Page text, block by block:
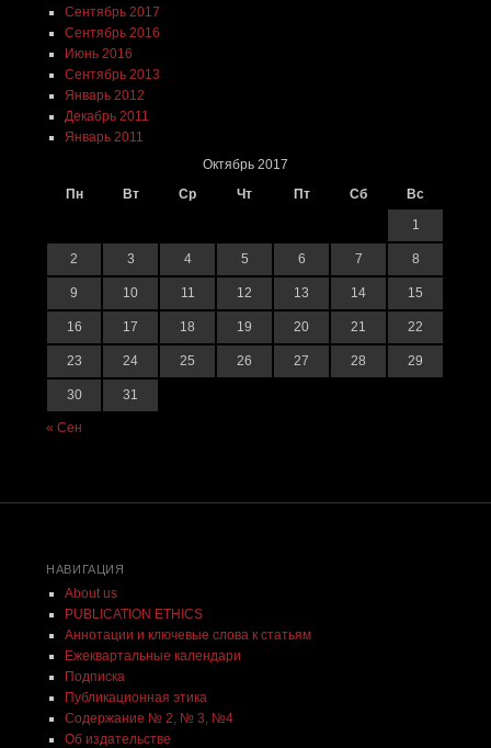
Сентябрь 2017
Сентябрь 2016
Июнь 2016
Сентябрь 2013
Январь 2012
Декабрь 2011
Январь 2011
Октябрь 2017
Пн
Вт Ср Чт Пт Сб Вс
« Сен
1
2 3 4 5 6 7 8
9 10 11 12 13 14 15
16 17 18 19 20 21 22
23 24 25 26 27 28 29
30 31
НАВИГАЦИЯ
About us
PUBLICATION ETHICS
Аннотации и ключевые слова к статьям
Ежеквартальные календари
Подписка
Публикационная этика
Содержание № 2, № 3, №4
Об издательстве